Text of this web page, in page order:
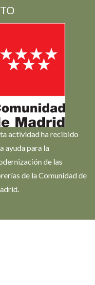
actividad ha recibido
ayuda para la
de las
de la Comunidad de